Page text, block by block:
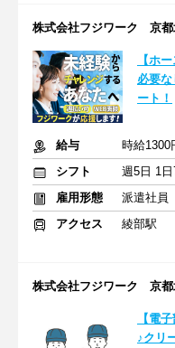
株式会社フジワーク 京都
【ホ
必要
ート！
給与
シフト
週5日 1
雇用形態
派遣社員
アクセス
綾部駅
株式会社フジワーク 京都
【電
♪クリ